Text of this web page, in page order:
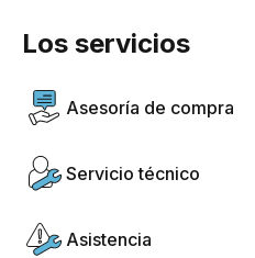
Los servicios
Asesoría de compra
Servicio técnico
Asistencia